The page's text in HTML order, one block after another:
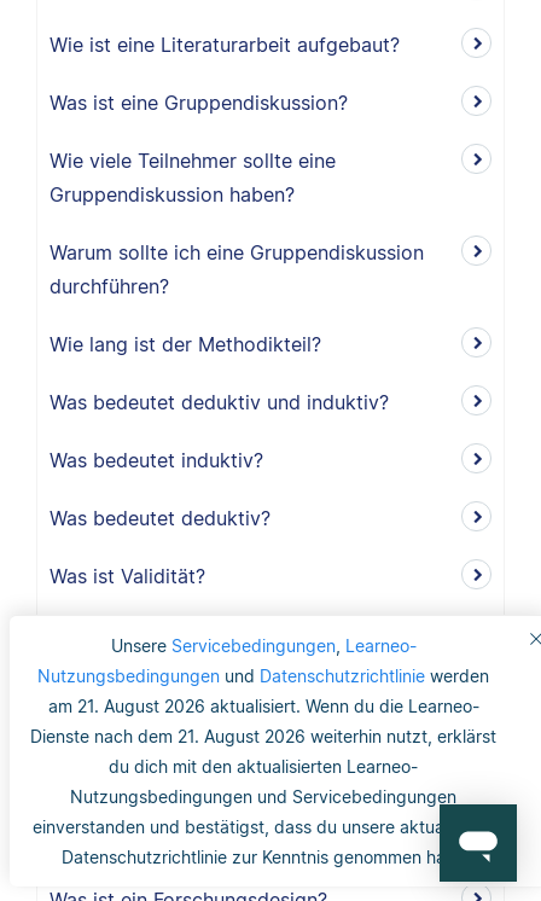
Unsere Servicebedingungen, Learneo-
Nutzungsbedingungen und Datenschutzrichtlinie werden
am 21. August 2026 aktualisiert. Wenn du die Learneo-
Dienste nach dem 21. August 2026 weiterhin nutzt, erklärst
du dich mit den aktualisierten Learneo-
Nutzungsbedingungen und Servicebedingungen
einverstanden und bestätigst, dass du unsere aktualisierte
Datenschutzrichtlinie zur Kenntnis genommen hast.
Wie ist eine Literaturarbeit aufgebaut?
Was ist eine Gruppendiskussion?
Wie viele Teilnehmer sollte eine
Gruppendiskussion haben?
Warum sollte ich eine Gruppendiskussion
durchführen?
Wie lang ist der Methodikteil?
Was bedeutet deduktiv und induktiv?
Was bedeutet induktiv?
Was bedeutet deduktiv?
Was ist Validität?
Was ist interne Validität?
Was versteht man unter Validität?
Was ist die Reliabilität?
Was ist mit dem Gütekriterium der
Objektivität gemeint?